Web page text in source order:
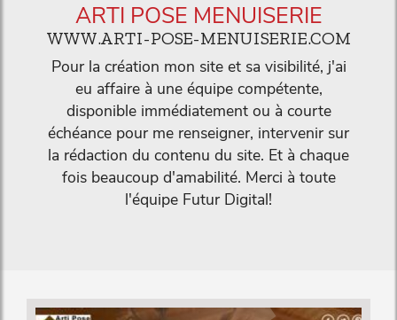
ARTI POSE MENUISERIE
WWW.ARTI-POSE-MENUISERIE.COM
Pour la création mon site et sa visibilité, j'ai
eu affaire à une équipe compétente,
disponible immédiatement ou à courte
échéance pour me renseigner, intervenir sur
la rédaction du contenu du site. Et à chaque
fois beaucoup d'amabilité. Merci à toute
l'équipe Futur Digital!